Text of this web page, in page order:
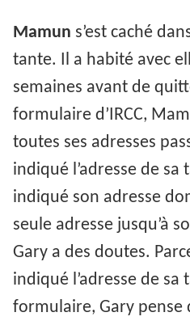
Mamun s’est caché
tante. Il a habité avec
semaines avant de
formulaire d’IRCC,
toutes ses adresses
indiqué l’adresse de
indiqué son adresse
seule adresse jusqu’à
Gary a des doutes.
indiqué l’adresse de sa
formulaire, Gary pense